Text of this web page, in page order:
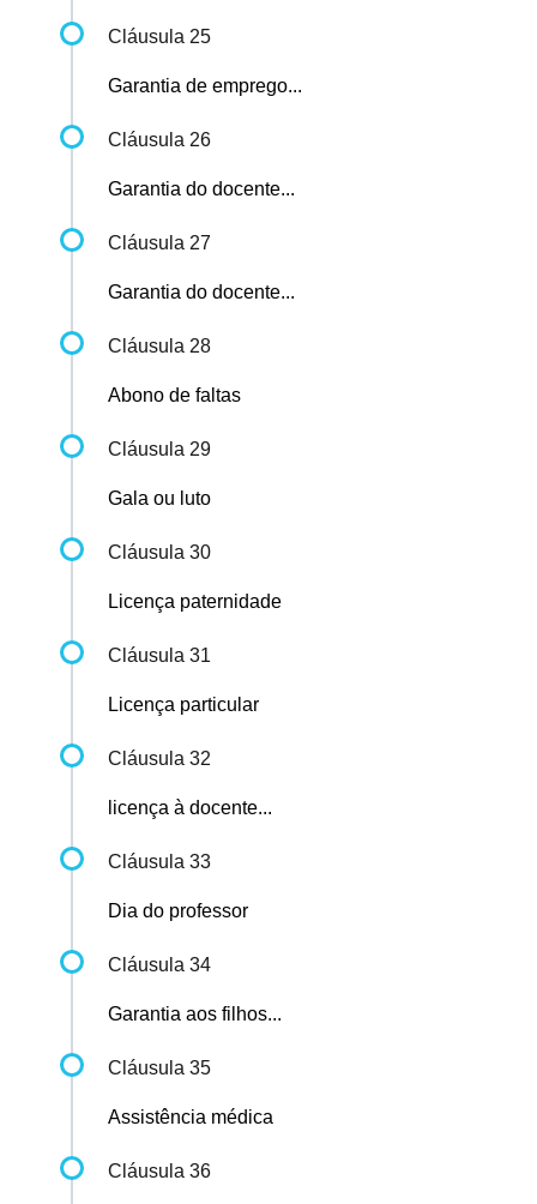
Cláusula 25
Garantia de emprego...
Cláusula 26
Garantia do docente...
Cláusula 27
Garantia do docente...
Cláusula 28
Abono de faltas
Cláusula 29
Gala ou luto
Cláusula 30
Licença paternidade
Cláusula 31
Licença particular
Cláusula 32
licença à docente...
Cláusula 33
Dia do professor
Cláusula 34
Garantia aos filhos...
Cláusula 35
Assistência médica
Cláusula 36